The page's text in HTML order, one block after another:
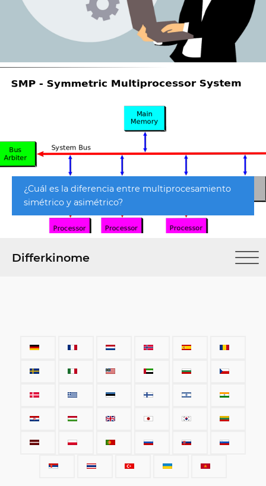
¿Cuál es la diferencia entre multiprocesamiento
simétrico y asimétrico?
Differkinome